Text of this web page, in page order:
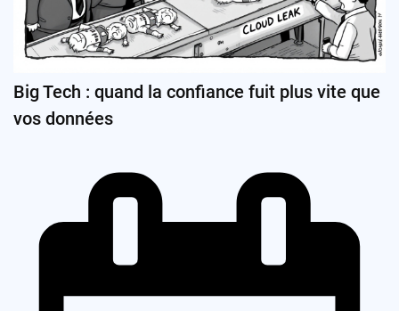
Big Tech : quand la confiance fuit plus vite que
vos données